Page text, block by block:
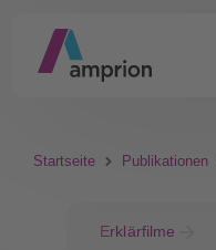
Startseite Publikationen
Erklärfilme